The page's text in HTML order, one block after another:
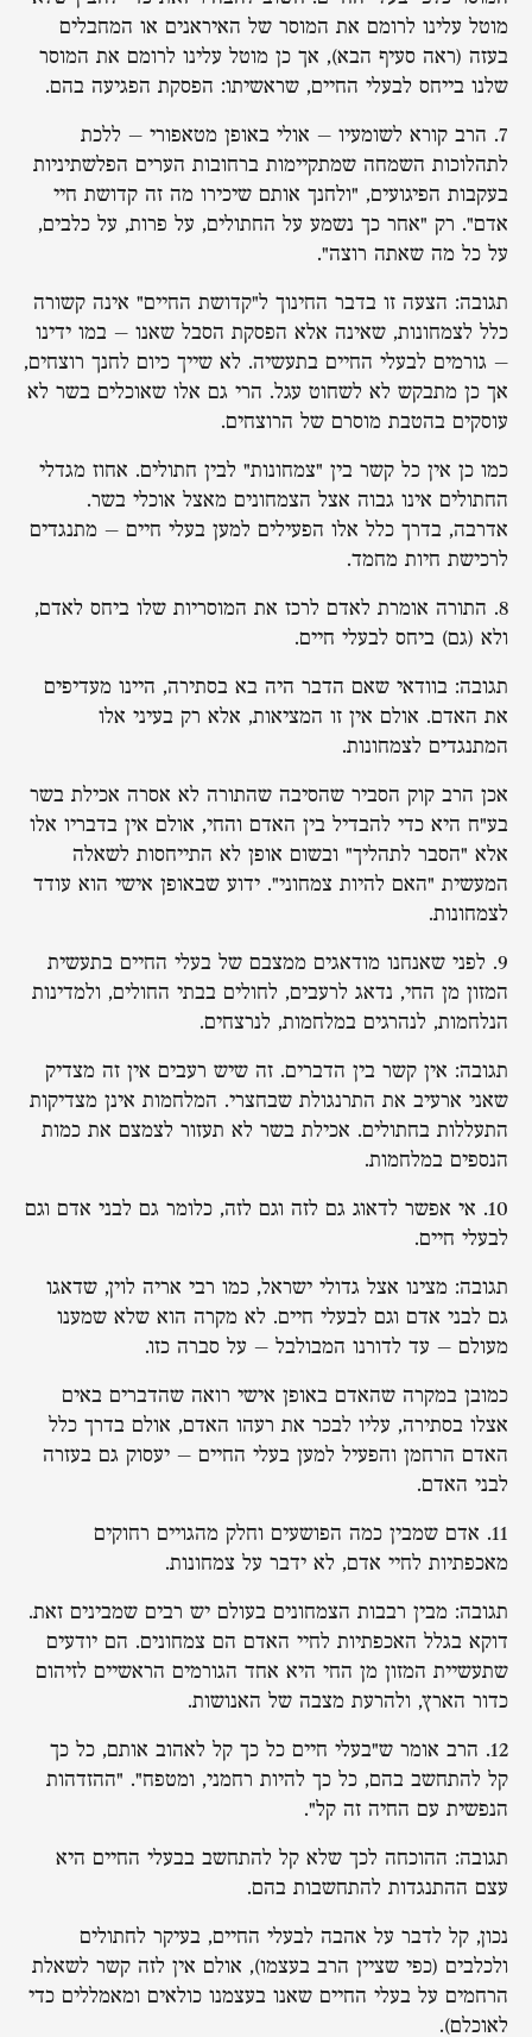
מוטל עלינו לרומם את המוסר של האיראנים או המחבלים
בעזה (ראה סעיף הבא), אך כן מוטל עלינו לרומם את המוסר
שלנו בייחס לבעלי החיים, שראשיתו: הפסקת הפגיעה בהם.
7. הרב קורא לשומעיו – אולי באופן מטאפורי – ללכת
לתהלוכות השמחה שמתקיימות ברחובות הערים הפלשתיניות
בעקבות הפיגועים, "ולחנך אותם שיכירו מה זה קדושת חיי
אדם". רק "אחר כך נשמע על החתולים, על פרות, על כלבים,
על כל מה שאתה רוצה".
תגובה: הצעה זו בדבר החינוך ל"קדושת החיים" אינה קשורה
כלל לצמחונות, שאינה אלא הפסקת הסבל שאנו – במו ידינו
– גורמים לבעלי החיים בתעשיה. לא שייך כיום לחנך רוצחים,
אך כן מתבקש לא לשחוט עגל. הרי גם אלו שאוכלים בשר לא
עוסקים בהטבת מוסרם של הרוצחים.
כמו כן אין כל קשר בין "צמחונות" לבין חתולים. אחוז מגדלי
החתולים אינו גבוה אצל הצמחונים מאצל אוכלי בשר.
אדרבה, בדרך כלל אלו הפעילים למען בעלי חיים – מתנגדים
לרכישת חיות מחמד.
8. התורה אומרת לאדם לרכז את המוסריות שלו ביחס לאדם,
ולא (גם) ביחס לבעלי חיים.
תגובה: בוודאי שאם הדבר היה בא בסתירה, היינו מעדיפים
את האדם. אולם אין זו המציאות, אלא רק בעיני אלו
המתנגדים לצמחונות.
אכן הרב קוק הסביר שהסיבה שהתורה לא אסרה אכילת בשר
בע"ח היא כדי להבדיל בין האדם והחי, אולם אין בדבריו אלו
אלא "הסבר לתהליך" ובשום אופן לא התייחסות לשאלה
המעשית "האם להיות צמחוני". ידוע שבאופן אישי הוא עודד
לצמחונות.
9. לפני שאנחנו מודאגים ממצבם של בעלי החיים בתעשית
המזון מן החי, נדאג לרעבים, לחולים בבתי החולים, ולמדינות
הנלחמות, לנהרגים במלחמות, לנרצחים.
תגובה: אין קשר בין הדברים. זה שיש רעבים אין זה מצדיק
שאני ארעיב את התרנגולת שבחצרי. המלחמות אינן מצדיקות
התעללות בחתולים. אכילת בשר לא תעזור לצמצם את כמות
הנספים במלחמות.
10. אי אפשר לדאוג גם לזה וגם לזה, כלומר גם לבני אדם וגם
לבעלי חיים.
תגובה: מצינו אצל גדולי ישראל, כמו רבי אריה לוין, שדאגו
גם לבני אדם וגם לבעלי חיים. לא מקרה הוא שלא שמענו
מעולם – עד לדורנו המבולבל – על סברה כזו.
כמובן במקרה שהאדם באופן אישי רואה שהדברים באים
אצלו בסתירה, עליו לבכר את רעהו האדם, אולם בדרך כלל
האדם הרחמן והפעיל למען בעלי החיים – יעסוק גם בעזרה
לבני האדם.
11. אדם שמבין כמה הפושעים וחלק מהגויים רחוקים
מאכפתיות לחיי אדם, לא ידבר על צמחונות.
תגובה: מבין רבבות הצמחונים בעולם יש רבים שמבינים זאת.
דוקא בגלל האכפתיות לחיי האדם הם צמחונים. הם יודעים
שתעשיית המזון מן החי היא אחד הגורמים הראשיים לזיהום
כדור הארץ, ולהרעת מצבה של האנושות.
12. הרב אומר ש"בעלי חיים כל כך קל לאהוב אותם, כל כך
קל להתחשב בהם, כל כך להיות רחמני, ומטפח". "ההזדהות
הנפשית עם החיה זה קל".
תגובה: ההוכחה לכך שלא קל להתחשב בבעלי החיים היא
עצם ההתנגדות להתחשבות בהם.
נכון, קל לדבר על אהבה לבעלי החיים, בעיקר לחתולים
ולכלבים (כפי שציין הרב בעצמו), אולם אין לזה קשר לשאלת
הרחמים על בעלי החיים שאנו בעצמנו כולאים ומאמללים כדי
לאוכלם).